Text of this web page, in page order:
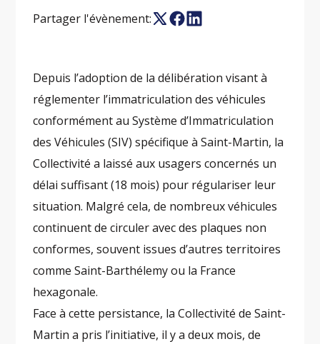
Partager l'évènement:
Depuis l’adoption de la délibération visant à
réglementer l’immatriculation des véhicules
conformément au Système d’Immatriculation
des Véhicules (SIV) spécifique à Saint-Martin, la
Collectivité a laissé aux usagers concernés un
délai suffisant (18 mois) pour régulariser leur
situation. Malgré cela, de nombreux véhicules
continuent de circuler avec des plaques non
conformes, souvent issues d’autres territoires
comme Saint-Barthélemy ou la France
hexagonale.
Face à cette persistance, la Collectivité de Saint-
Martin a pris l’initiative, il y a deux mois, de